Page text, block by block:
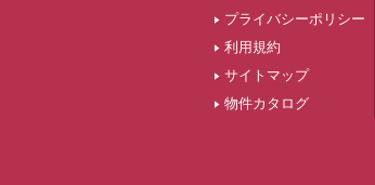
プライバシーポリシー
利用規約
サイトマップ
物件カタログ